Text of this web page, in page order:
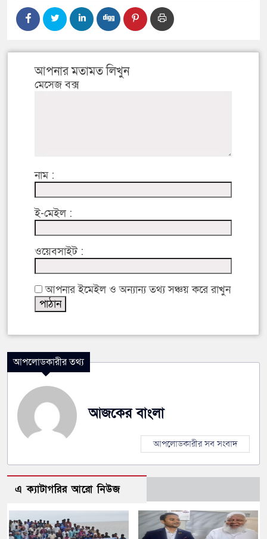
আপনার মতামত লিখুন
মেসেজ বক্স
নাম :
ই-মেইল :
ওয়েবসাইট :
আপনার ইমেইল ও অন্যান্য তথ্য সঞ্চয় করে রাখুন
আপলোডকারীর তথ্য
আজকের বাংলা
আপলোডকারীর সব সংবাদ
এ ক্যাটাগরির আরো নিউজ